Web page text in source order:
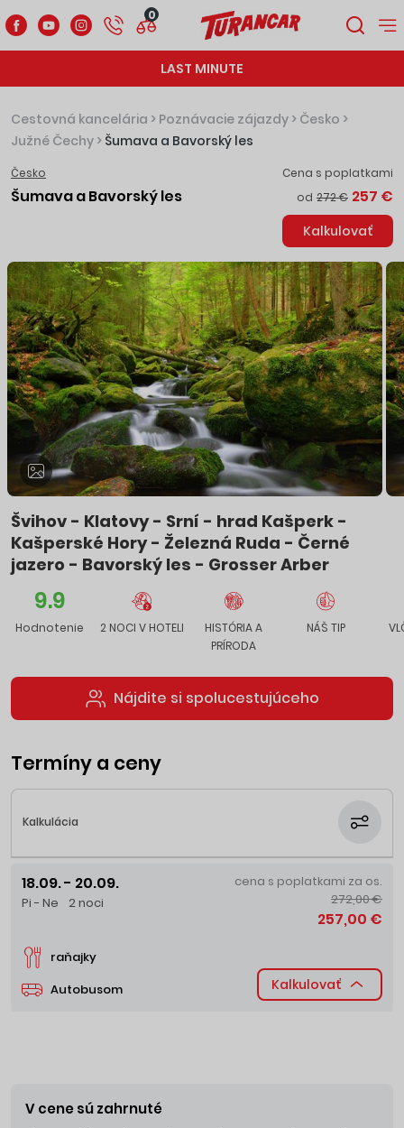
0
LAST MINUTE
Cestovná kancelária > Poznávacie zájazdy > Česko >
Južné Čechy > Šumava a Bavorský les
Česko
Šumava a Bavorský les
Cena s poplatkami
od 272 € 257 €
Kalkulovať
Švihov - Klatovy - Srní - hrad Kašperk -
Kašperské Hory - Železná Ruda - Černé
jazero - Bavorský les - Grosser Arber
9.9
Hodnotenie 2 NOCI V HOTELI
HISTÓRIA A
PRÍRODA
NÁŠ TIP
Nájdite si spolucestujúceho
Termíny a ceny
Kalkulácia
18.09. - 20.09.
Pi - Ne 2 noci
Autobusom
raňajky
cena s poplatkami za os.
272,00 €
257,00 €
Kalkulovať
V cene sú zahrnuté